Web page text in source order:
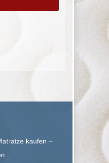
kaufen –